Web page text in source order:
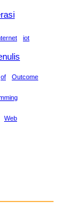
iot
of Outcome
Web